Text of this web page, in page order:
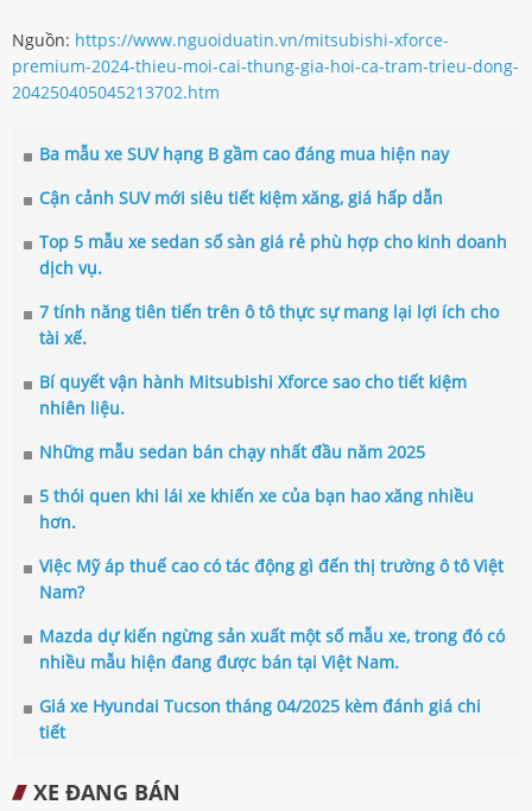
Nguồn: https://www.nguoiduatin.vn/mitsubishi-xforce-
premium-2024-thieu-moi-cai-thung-gia-hoi-ca-tram-trieu-dong-
204250405045213702.htm
Ba mẫu xe SUV hạng B gầm cao đáng mua hiện nay
Cận cảnh SUV mới siêu tiết kiệm xăng, giá hấp dẫn
Top 5 mẫu xe sedan số sàn giá rẻ phù hợp cho kinh doanh
dịch vụ.
7 tính năng tiên tiến trên ô tô thực sự mang lại lợi ích cho
tài xế.
Bí quyết vận hành Mitsubishi Xforce sao cho tiết kiệm
nhiên liệu.
Những mẫu sedan bán chạy nhất đầu năm 2025
5 thói quen khi lái xe khiến xe của bạn hao xăng nhiều
hơn.
Việc Mỹ áp thuế cao có tác động gì đến thị trường ô tô Việt
Nam?
Mazda dự kiến ngừng sản xuất một số mẫu xe, trong đó có
nhiều mẫu hiện đang được bán tại Việt Nam.
Giá xe Hyundai Tucson tháng 04/2025 kèm đánh giá chi
tiết
XE ĐANG BÁN